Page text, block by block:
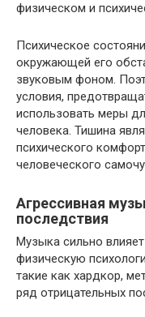
физическом и
Психическое
окружающей его
звуковым фоном.
условия,
использовать меры
человека. Тишина
психического
человеческого
Агрессивная
последствия
Музыка сильно
физическую
такие как хардкор,
ряд отрицательных